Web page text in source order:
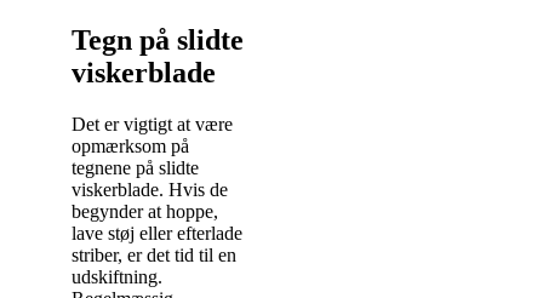
Tegn på slidte
viskerblade
Det er vigtigt at være
opmærksom på
tegnene på slidte
viskerblade. Hvis de
begynder at hoppe,
lave støj eller efterlade
striber, er det tid til en
udskiftning.